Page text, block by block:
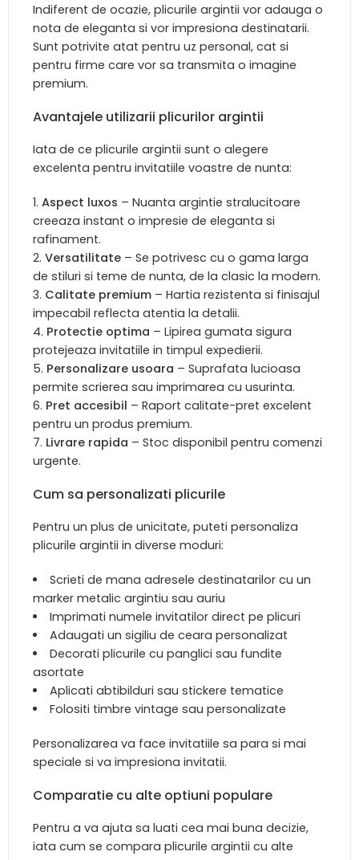
Indiferent de ocazie, plicurile argintii vor adauga o
nota de eleganta si vor impresiona destinatarii.
Sunt potrivite atat pentru uz personal, cat si
pentru firme care vor sa transmita o imagine
premium.
Avantajele utilizarii plicurilor argintii
Iata de ce plicurile argintii sunt o alegere
excelenta pentru invitatiile voastre de nunta:
Aspect luxos – Nuanta argintie stralucitoare
creeaza instant o impresie de eleganta si
rafinament.
Versatilitate – Se potrivesc cu o gama larga
de stiluri si teme de nunta, de la clasic la modern.
Calitate premium – Hartia rezistenta si finisajul
impecabil reflecta atentia la detalii.
Protectie optima – Lipirea gumata sigura
protejeaza invitatiile in timpul expedierii.
Personalizare usoara – Suprafata lucioasa
permite scrierea sau imprimarea cu usurinta.
Pret accesibil – Raport calitate-pret excelent
pentru un produs premium.
Livrare rapida – Stoc disponibil pentru comenzi
urgente.
Cum sa personalizati plicurile
Pentru un plus de unicitate, puteti personaliza
plicurile argintii in diverse moduri:
Scrieti de mana adresele destinatarilor cu un
marker metalic argintiu sau auriu
Imprimati numele invitatilor direct pe plicuri
Adaugati un sigiliu de ceara personalizat
Decorati plicurile cu panglici sau fundite
asortate
Aplicati abtibilduri sau stickere tematice
Folositi timbre vintage sau personalizate
Personalizarea va face invitatiile sa para si mai
speciale si va impresiona invitatii.
Comparatie cu alte optiuni populare
Pentru a va ajuta sa luati cea mai buna decizie,
iata cum se compara plicurile argintii cu alte